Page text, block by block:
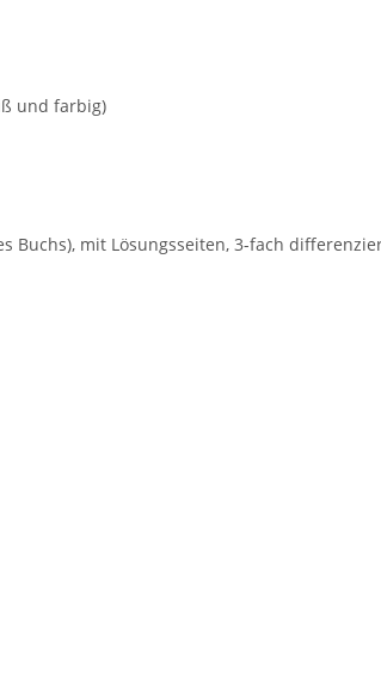
und farbig)
Buchs), mit Lösungsseiten, 3-fach